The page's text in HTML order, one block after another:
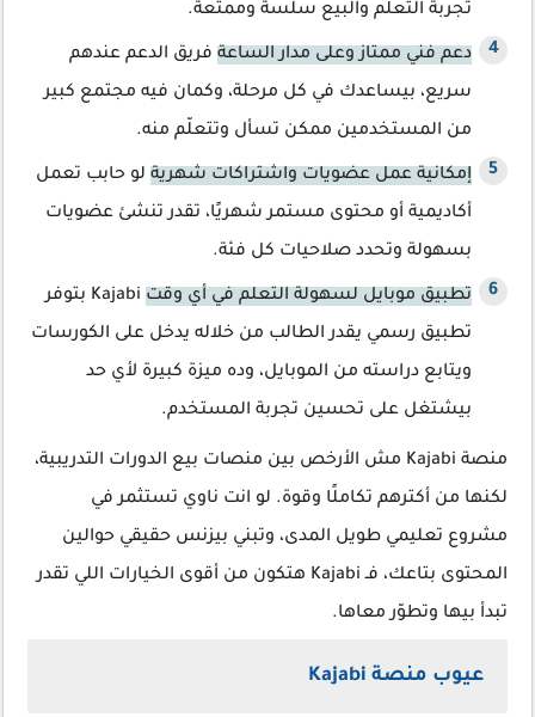
تجربة التعلّم والبيع سلسة وممتعة.
دعم فني ممتاز وعلى مدار الساعة فريق الدعم عندهم
سريع، بيساعدك في كل مرحلة، وكمان فيه مجتمع كبير
من المستخدمين ممكن تسأل وتتعلّم منه.
إمكانية عمل عضويات واشتراكات شهرية لو حابب تعمل
أكاديمية أو محتوى مستمر شهريًا، تقدر تنشئ عضويات
بسهولة وتحدد صلاحيات كل فئة.
تطبيق موبايل لسهولة التعلم في أي وقت
Kajabi بتوفر
تطبيق رسمي يقدر الطالب من خلاله يدخل على الكورسات
ويتابع دراسته من الموبايل، وده ميزة كبيرة لأي حد
بيشتغل على تحسين تجربة المستخدم.
منصة Kajabi مش الأرخص بين منصات بيع الدورات التدريبية،
لكنها من أكترهم تكاملًا وقوة. لو انت ناوي تستثمر في
مشروع تعليمي طويل المدى، وتبني بيزنس حقيقي حوالين
المحتوى بتاعك، فـ Kajabi هتكون من أقوى الخيارات اللي تقدر
تبدأ بيها وتطوّر معاها.
عيوب منصة Kajabi